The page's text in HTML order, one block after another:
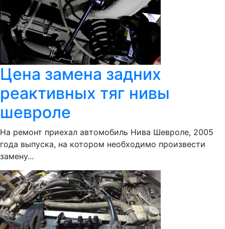
Цена замена задних
реактивных тяг нивы
шевроле
На ремонт приехал автомобиль Нива Шевроле, 2005
года выпуска, на котором необходимо произвести
замену...